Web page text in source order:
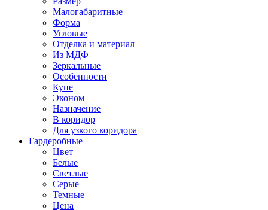
Малогабаритные
Форма
Угловые
Отделка и материал
Из МДФ
Зеркальные
Особенности
Купе
Эконом
Назначение
В коридор
Для узкого коридора
Гардеробные
Цвет
Белые
Светлые
Серые
Темные
Цена